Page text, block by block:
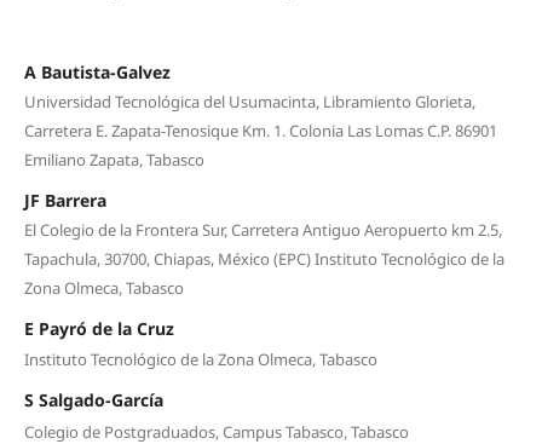
A Bautista-Galvez
Universidad Tecnológica del Usumacinta, Libramiento Glorieta,
Carretera E. Zapata-Tenosique Km. 1. Colonia Las Lomas C.P. 86901
Emiliano Zapata, Tabasco
JF Barrera
El Colegio de la Frontera Sur, Carretera Antiguo Aeropuerto km 2.5,
Tapachula, 30700, Chiapas, México (EPC) Instituto Tecnológico de la
Zona Olmeca, Tabasco
E Payró de la Cruz
Instituto Tecnológico de la Zona Olmeca, Tabasco
S Salgado-García
Colegio de Postgraduados, Campus Tabasco, Tabasco